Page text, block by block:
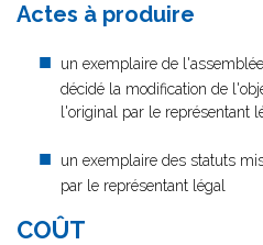
Actes à produire
un exemplaire de
décidé la modification de
l'original par le représentant
un exemplaire des statuts
par le représentant légal
COÛT